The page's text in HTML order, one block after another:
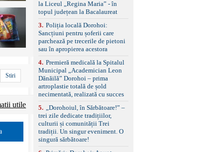
Stiri
utile
panoramică, geamuri
spate fumurii Carlig de
remorcare Bonus: -
Covorașe textile montate
pe mașină. -Ofer și un
set de covorașe din
împreună cu un set de
anvelope de iarnă.
la Liceul „Regina Maria” - în
topul județean la Bacalaureat
3. Poliția locală Dorohoi:
Sancțiuni pentru șoferii care
parchează pe trecerile de pietoni
sau în apropierea acestora
4. Premieră medicală la Spitalul
Municipal „Academician Leon
Dănăilă” Dorohoi – prima
artroplastie totală de șold
necimentată, realizată cu succes
5.
„Dorohoiul, în Sărbătoare!” –
trei zile dedicate tradițiilor,
culturii și comunității Trei
tradiții. Un singur eveniment. O
singură sărbătoare!